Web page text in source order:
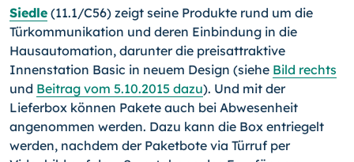
Siedle (11.1/C56) zeigt seine Produkte rund um die
Türkom­munikation und deren Einbindung in die
Hausautomation, da­runter die preisattraktive
Innenstation Basic in neuem Design (siehe Bild rechts
und Beitrag vom 5.10.2015 dazu). Und mit der
Lieferbox können Pakete auch bei Abwesenheit
angenom­men werden. Dazu kann die Box entriegelt
werden, nachdem der Paketbote via Türruf per